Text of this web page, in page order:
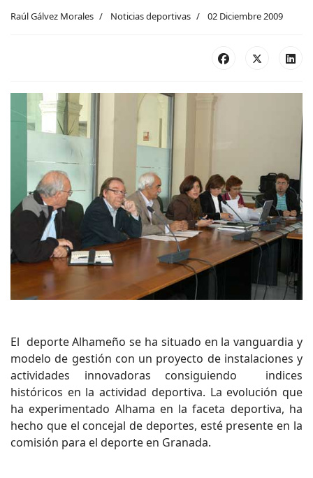
Raúl Gálvez Morales Noticias deportivas 02 Diciembre 2009
El deporte Alhameño se ha situado en la vanguardia y
modelo de gestión con un proyecto de instalaciones y
actividades innovadoras consiguiendo indices
históricos en la actividad deportiva. La evolución que
ha experimentado Alhama en la faceta deportiva, ha
hecho que el concejal de deportes, esté presente en la
comisión para el deporte en Granada.